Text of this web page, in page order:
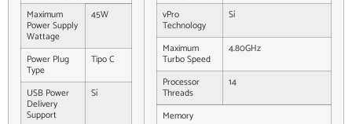
Maximum
Power Supply
Wattage
45W
Power Plug
Type
Tipo C
USB Power
Delivery
Support
Sí
vPro
Technology
Sí
Maximum
Turbo Speed
4.80GHz
Processor
Threads
14
Memory